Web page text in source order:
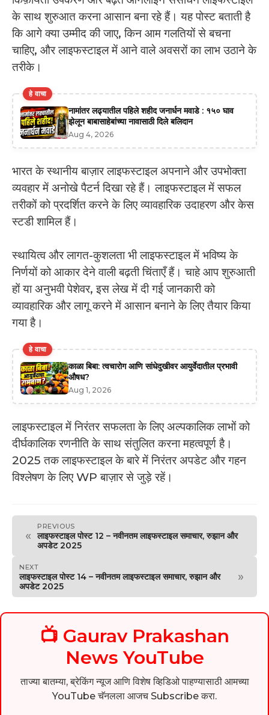
के साथ शुरुआत करना आसान बना रहे हैं। यह पोस्ट बताती है
कि आगे क्या उम्मीद की जाए, किन आम गलतियों से बचना
चाहिए, और लाइफस्टाइल में आने वाले अवसरों का लाभ उठाने के
तरीके।
हे वाचा
नामांतर लढ्यातील पहिले शहीद जनार्धन मवाडे : १५० घाव
झेलून बाबासाहेबांच्या नावासाठी दिले बलिदान
Aug 4, 2026
भारत के स्थानीय बाज़ार लाइफस्टाइल अपनाने और उपभोक्ता
व्यवहार में अनोखे पैटर्न दिखा रहे हैं। लाइफस्टाइल में सफल
तरीकों को प्रदर्शित करने के लिए व्यावहारिक उदाहरण और केस
स्टडी शामिल हैं।
स्थायित्व और लागत-कुशलता भी लाइफस्टाइल में भविष्य के
निर्णयों को आकार देने वाली बढ़ती चिंताएँ हैं। चाहे आप शुरुआती
हों या अनुभवी पेशेवर, इस लेख में दी गई जानकारी को
व्यावहारिक और लागू करने में आसान बनाने के लिए तैयार किया
गया है।
हे वाचा
काळा बिबा: त्वचारोग आणि सांधेदुखीवर आयुर्वेदातील प्रभावी
औषध?
Aug 1, 2026
लाइफस्टाइल में निरंतर सफलता के लिए अल्पकालिक लाभों को
दीर्घकालिक रणनीति के साथ संतुलित करना महत्वपूर्ण है।
2025 तक लाइफस्टाइल के बारे में निरंतर अपडेट और गहन
विश्लेषण के लिए WP बाज़ार से जुड़े रहें।
«
PREVIOUS
लाइफस्टाइल पोस्ट 12 – नवीनतम लाइफस्टाइल समाचार, रुझान और
अपडेट 2025
NEXT
लाइफस्टाइल पोस्ट 14 – नवीनतम लाइफस्टाइल समाचार, रुझान और
अपडेट 2025
»
📺 Gaurav Prakashan
News YouTube
ताज्या बातम्या, ब्रेकिंग न्यूज आणि विशेष व्हिडिओ पाहण्यासाठी आमच्या
YouTube चॅनलला आजच Subscribe करा.